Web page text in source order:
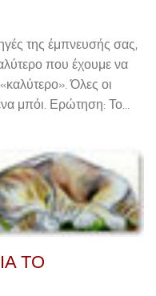
της έμπνευσής σας,
που έχουμε να
Όλες οι
μπόι. Ερώτηση: Το...
ΤΟ